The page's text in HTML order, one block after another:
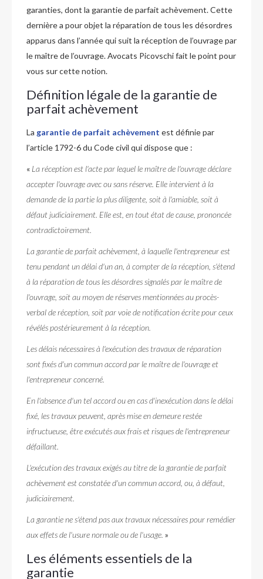
garanties, dont la garantie de parfait achèvement. Cette
dernière a pour objet la réparation de tous les désordres
apparus dans l’année qui suit la réception de l’ouvrage par
le maître de l’ouvrage. Avocats Picovschi fait le point pour
vous sur cette notion.
Définition légale de la garantie de
parfait achèvement
La garantie de parfait achèvement est définie par
l’article 1792-6 du Code civil qui dispose que :
« La réception est l'acte par lequel le maître de l'ouvrage déclare
accepter l'ouvrage avec ou sans réserve. Elle intervient à la
demande de la partie la plus diligente, soit à l'amiable, soit à
défaut judiciairement. Elle est, en tout état de cause, prononcée
contradictoirement.
La garantie de parfait achèvement, à laquelle l'entrepreneur est
tenu pendant un délai d'un an, à compter de la réception, s'étend
à la réparation de tous les désordres signalés par le maître de
l'ouvrage, soit au moyen de réserves mentionnées au procès-
verbal de réception, soit par voie de notification écrite pour ceux
révélés postérieurement à la réception.
Les délais nécessaires à l'exécution des travaux de réparation
sont fixés d'un commun accord par le maître de l'ouvrage et
l'entrepreneur concerné.
En l'absence d'un tel accord ou en cas d'inexécution dans le délai
fixé, les travaux peuvent, après mise en demeure restée
infructueuse, être exécutés aux frais et risques de l'entrepreneur
défaillant.
L'exécution des travaux exigés au titre de la garantie de parfait
achèvement est constatée d'un commun accord, ou, à défaut,
judiciairement.
La garantie ne s'étend pas aux travaux nécessaires pour remédier
aux effets de l'usure normale ou de l'usage. »
Les éléments essentiels de la
garantie